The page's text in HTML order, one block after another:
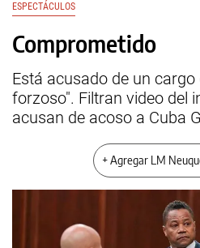
ESPECTÁCULOS
Comprometido
Está acusado de un
forzoso". Filtran video del
acusan de acoso a Cuba
+ Agregar LM